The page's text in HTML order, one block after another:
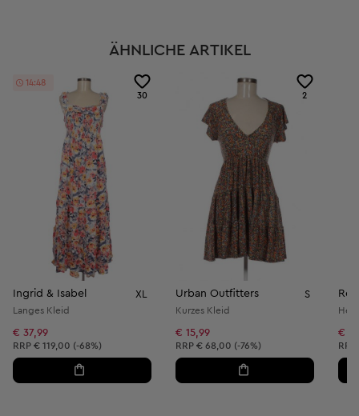
ÄHNLICHE ARTIKEL
30
Ingrid & Isabel XL
Langes Kleid
€ 37,99
Unverbindliche Preisempfehlung:
RRP € 119,00 (-68%)
14:48
2
Urban Outfitters S
Kurzes Kleid
€ 15,99
Unverbindliche Preisempfehlung:
RRP € 68,00 (-76%)
€
RRP